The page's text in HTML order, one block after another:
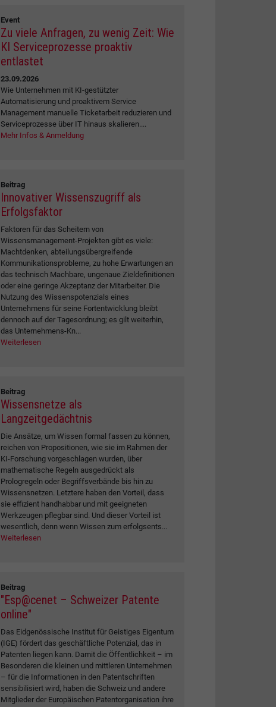
Event
Zu viele Anfragen, zu wenig Zeit: Wie
KI Serviceprozesse proaktiv
entlastet
23.09.2026
Wie Unternehmen mit KI-gestützter
Automatisierung und proaktivem Service
Management manuelle Ticketarbeit reduzieren und
Serviceprozesse über IT hinaus skalieren....
Mehr Infos & Anmeldung
Beitrag
Innovativer Wissenszugriff als
Erfolgsfaktor
Faktoren für das Scheitern von
Wissensmanagement-Projekten gibt es viele:
Machtdenken, abteilungsübergreifende
Kommunikationsprobleme, zu hohe Erwartungen an
das technisch Machbare, ungenaue Zieldefinitionen
oder eine geringe Akzeptanz der Mitarbeiter. Die
Nutzung des Wissenspotenzials eines
Unternehmens für seine Fortentwicklung bleibt
dennoch auf der Tagesordnung; es gilt weiterhin,
das Unternehmens-Kn...
Weiterlesen
Beitrag
Wissensnetze als
Langzeitgedächtnis
Die Ansätze, um Wissen formal fassen zu können,
reichen von Propositionen, wie sie im Rahmen der
KI-Forschung vorgeschlagen wurden, über
mathematische Regeln ausgedrückt als
Prologregeln oder Begriffsverbände bis hin zu
Wissensnetzen. Letztere haben den Vorteil, dass
sie effizient handhabbar und mit geeigneten
Werkzeugen pflegbar sind. Und dieser Vorteil ist
wesentlich, denn wenn Wissen zum erfolgsents...
Weiterlesen
Beitrag
"Esp@cenet – Schweizer Patente
online"
Das Eidgenössische Institut für Geistiges Eigentum
(IGE) fördert das geschäftliche Potenzial, das in
Patenten liegen kann. Damit die Öffentlichkeit – im
Besonderen die kleinen und mittleren Unternehmen
– für die Informationen in den Patentschriften
sensibilisiert wird, haben die Schweiz und andere
Mitglieder der Europäischen Patentorganisation ihre